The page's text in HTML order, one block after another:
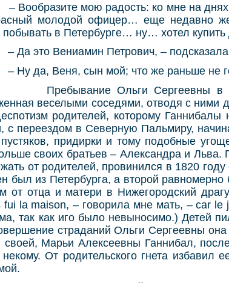
– Вообразите мою радость: ко мне на
молодой офицер… еще недавно
побывать в Петербурге… ну… хотел
– Да это Вениамин Петрович, –
– Ну да, Веня, сын мой; что же раньше не
Пребывание Ольги Сергеевны
веселыми соседями, отводя с ними
родителей, которому Ганнибалы
с переездом в Северную Пальмиру,
пустяков, придирки и тому подобные
своих братьев – Александра и
от родителей, провинился в 1820
был из Петербурга, а второй
от отца и матери в Нижегородский
fui la maison, – говорила мне мать, – car
так как иго было невыносимо.) Детей
страданий Ольги Сергеевны
своей, Марьи Алексеевны Ганнибал,
От родительского гнета избавил